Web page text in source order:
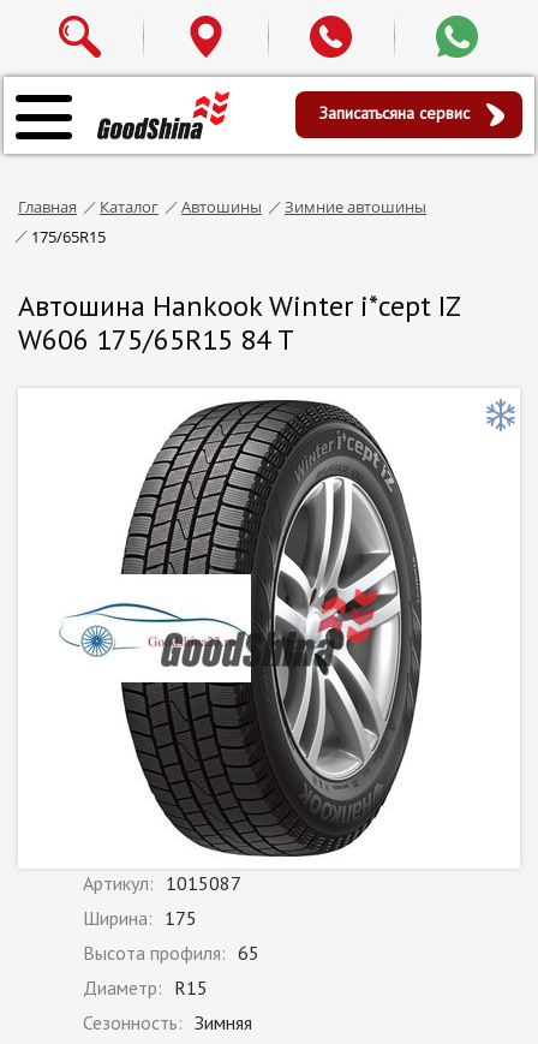
Записатьсяна сервис
Главная Каталог Автошины
Зимние автошины
175/65R15
Автошина Hankook Winter i*cept IZ
W606 175/65R15 84 T
Артикул: 1015087
Ширина: 175
Высота профиля: 65
Диаметр: R15
Сезонность: Зимняя